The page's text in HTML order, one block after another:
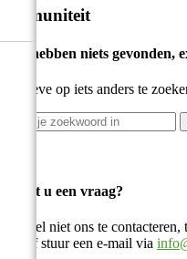
Immuniteit
We hebben niets gevonden,
Gelieve op iets anders te
Heeft u een vraag?
Aarzel niet ons te
of stuur een e-mail via